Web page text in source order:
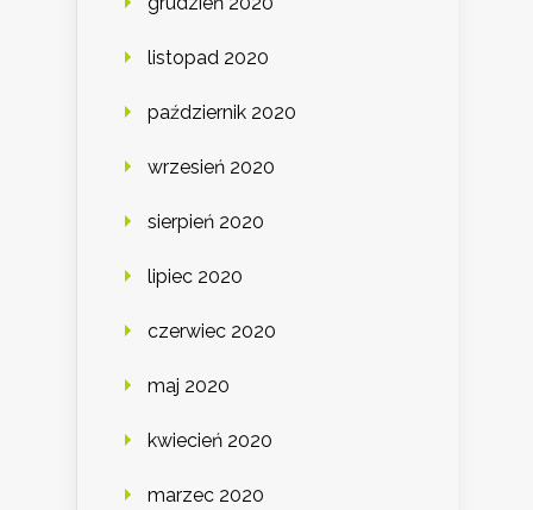
listopad 2020
październik 2020
wrzesień 2020
sierpień 2020
lipiec 2020
czerwiec 2020
maj 2020
kwiecień 2020
marzec 2020